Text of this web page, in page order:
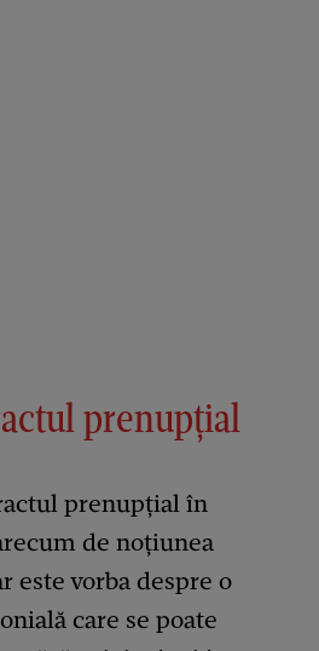
prenupțial
prenupțial în
de noțiunea
este vorba despre o
care se poate